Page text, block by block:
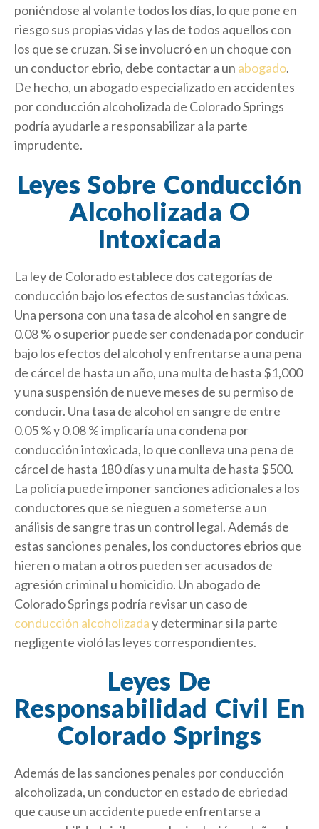
poniéndose al volante todos los días, lo que pone en
riesgo sus propias vidas y las de todos aquellos con
los que se cruzan. Si se involucró en un choque con
un conductor ebrio, debe contactar a un abogado.
De hecho, un abogado especializado en accidentes
por conducción alcoholizada de Colorado Springs
podría ayudarle a responsabilizar a la parte
imprudente.
Leyes Sobre Conducción
Alcoholizada O
Intoxicada
La ley de Colorado establece dos categorías de
conducción bajo los efectos de sustancias tóxicas.
Una persona con una tasa de alcohol en sangre de
0.08 % o superior puede ser condenada por conducir
bajo los efectos del alcohol y enfrentarse a una pena
de cárcel de hasta un año, una multa de hasta $1,000
y una suspensión de nueve meses de su permiso de
conducir. Una tasa de alcohol en sangre de entre
0.05 % y 0.08 % implicaría una condena por
conducción intoxicada, lo que conlleva una pena de
cárcel de hasta 180 días y una multa de hasta $500.
La policía puede imponer sanciones adicionales a los
conductores que se nieguen a someterse a un
análisis de sangre tras un control legal. Además de
estas sanciones penales, los conductores ebrios que
hieren o matan a otros pueden ser acusados de
agresión criminal u homicidio. Un abogado de
Colorado Springs podría revisar un caso de
conducción alcoholizaday determinar si la parte
negligente violó las leyes correspondientes.
Leyes De
Responsabilidad Civil En
Colorado Springs
Además de las sanciones penales por conducción
alcoholizada, un conductor en estado de ebriedad
que cause un accidente puede enfrentarse a